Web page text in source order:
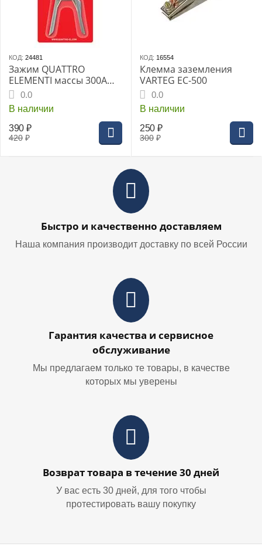
КОД: 24481
Зажим QUATTRO
ELEMENTI массы 300A
(блистер) (770-322)
0.0
В наличии
420 ₽
390 ₽
КОД: 16554
Клемма заземления
VARTEG EC-500
0.0
В наличии
300 ₽
250 ₽
Быстро и качественно доставляем
Наша компания производит доставку по всей России
Гарантия качества и сервисное
обслуживание
Мы предлагаем только те товары, в качестве
которых мы уверены
Возврат товара в течение 30 дней
У вас есть 30 дней, для того чтобы
протестировать вашу покупку